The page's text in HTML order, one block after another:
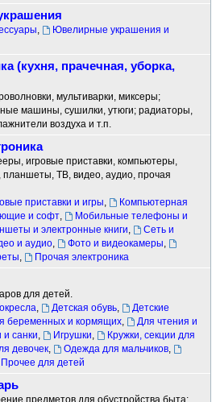
,
Ювелирные украшения и
(кухня, прачечная, уборка,
мультиварки, миксеры;
машины, сушилки, утюги; радиаторы,
воздуха и т.п.
игровые приставки, компьютеры,
планшеты, ТВ, видео, аудио, прочая
приставки и игры,
Компьютерная
и софт,
Мобильные телефоны и
и электронные книги,
Сеть и
и аудио, Фото и видеокамеры,
, Прочая электроника
для детей.
, Детская обувь,
Детские
беременных и кормящих,
Для чтения и
и санки, Игрушки,
Кружки, секции для
девочек, Одежда для мальчиков,
Прочее для детей
предметов для обустройства быта: